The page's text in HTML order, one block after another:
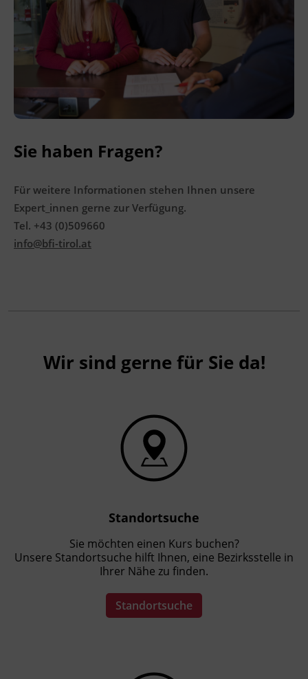
Leitung
Fachtrainer_in
Abschluss
Kursbesuchsbestätigung, Zeugnis
Zertifikat
Hinweis
Die Module Kostenrechnung (EUR 450,-) und
Bilanzierung (EUR 465,-) lassen sich auf
Anfrage in einem laufenden Lehrgang separat
6020 Innsbruck
Das Land Tirol fördert bis zu maximal 50 %
der Kurskosten. Nähere Informationen finden
www.mein-update.at
Prüfungsordnung erfüllen die
Voraussetzungen zur Anerkennung nach § 24
BiBuG durch die Bilanzbuchhaltungsbehörde
Sie haben Fragen?
Für weitere Informationen stehen Ihnen unsere
Expert_innen gerne zur Verfügung.
Tel. +43 (0)509660
info@bfi-tirol.at
Wir sind gerne für Sie da!
Standortsuche
Sie möchten einen Kurs buchen?
Unsere Standortsuche hilft Ihnen, eine Bezirksstelle in
Ihrer Nähe zu finden.
Standortsuche